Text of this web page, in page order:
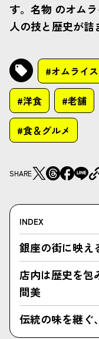
す。名物 のオム
人の技と歴史が詰
#オムライス
#洋食 #老舗
#食＆グルメ
SHARE
INDEX
銀座の街に映え
店内は歴史を包
間美
伝統の味を継ぐ